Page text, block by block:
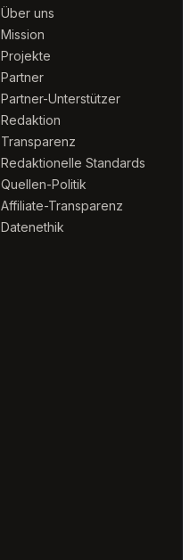
Über uns
Mission
Projekte
Partner
Partner-Unterstützer
Redaktion
Transparenz
Redaktionelle Standards
Quellen-Politik
Affiliate-Transparenz
Datenethik